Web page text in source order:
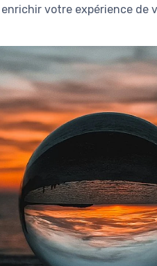
votre expérience de